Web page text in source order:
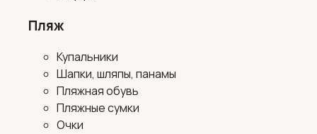
Пляж
Купальники
Шапки, шляпы, панамы
Пляжная обувь
Пляжные сумки
Очки